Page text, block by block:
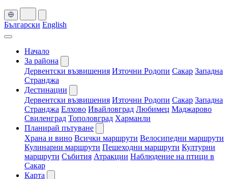
Български English
Начало
За района
Дервентски възвишения Източни Родопи Сакар Западна
Странджа
Дестинации
Дервентски възвишения Източни Родопи Сакар Западна
Странджа Елхово Ивайловград Любимец Маджарово
Свиленград Тополовград Харманли
Планирай пътуване
Храна и вино Всички маршрути Велосипедни маршрути
Кулинарни маршрути Пешеходни маршрути Културни
маршрути Събития Атракции Наблюдение на птици в
Сакар
Карта